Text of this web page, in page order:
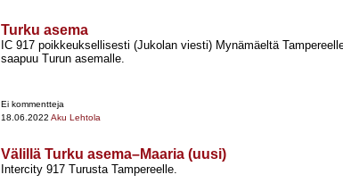
Turku asema
IC 917 poikkeuksellisesti (Jukolan viesti) Mynämäeltä
saapuu Turun asemalle.
Ei kommentteja
18.06.2022 Aku Lehtola
Välillä Turku asema–Maaria (uusi)
Intercity 917 Turusta Tampereelle.